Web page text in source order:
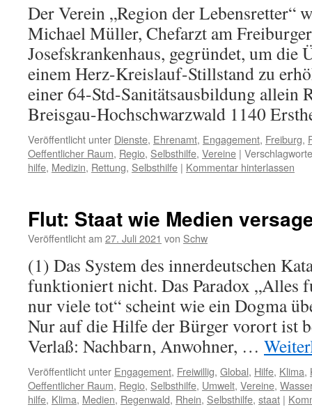
Der Verein „Region der Lebensretter“
Michael Müller, Chefarzt am
Josefskrankenhaus, gegründet, um die
einem Herz-Kreislauf-Stillstand zu
einer 64-Std-Sanitätsausbildung allein
Breisgau-Hochschwarzwald 1140
Veröffentlicht unter Dienste, Ehrenamt, Engagement, Freiburg,
Oeffentlicher Raum, Regio, Selbsthilfe, Vereine |
hilfe, Medizin, Rettung, Selbsthilfe | Kommentar hinterlassen
Flut: Staat wie Medien
Veröffentlicht am 27. Juli 2021 von Schw
(1) Das System des innerdeutschen
funktioniert nicht. Das Paradox „Alles
nur viele tot“ scheint wie ein Dogma
Nur auf die Hilfe der Bürger vorort ist
Verlaß: Nachbarn, Anwohner, …
Veröffentlicht unter Engagement, Freiwillig, Global, Hilfe, Klima,
Oeffentlicher Raum, Regio, Selbsthilfe, Umwelt, Vereine,
hilfe, Klima, Medien, Regenwald, Rhein, Selbsthilfe, staat |